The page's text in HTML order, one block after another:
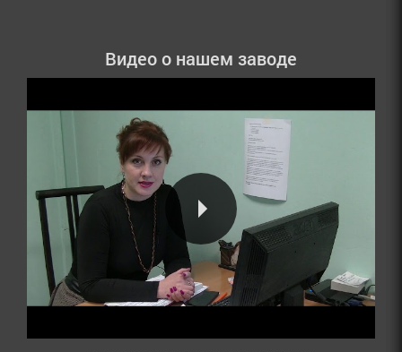
Видео о нашем заводе